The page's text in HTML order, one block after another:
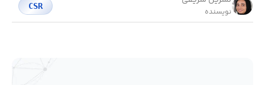
نویسنده
CSR